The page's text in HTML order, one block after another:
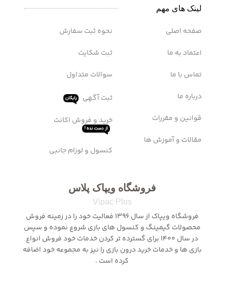
لینک های مهم
صفحه اصلی
اعتماد به ما
تماس با ما
درباره ما
قوانین و مقررات
مقالات و آموزش ها
نحوه ثبت سفارش
ثبت شکایت
سوالات متداول
ثبت آگهی رایگان
خرید و فروش اکانت
از دست نده !
کنسول و لوزام جانبی
فروشگاه ویپاک پلاس
Vipac Plus
فروشگاه ویپاک از سال 1396 فعالیت خود را در زمینه فروش
محصولات گیمینگ و کنسول های بازی شروع نموده و سپس
در سال 1400 برای گسترده تر کردن خدمات خود فروش انواع
بازی ها و خدمات خرید درون بازی را نیز به مجموعه خود اضافه
کرده است .